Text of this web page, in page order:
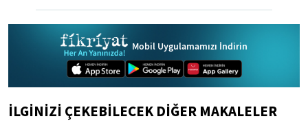
Mobil Uygulamamızı İndirin
İLGİNİZİ ÇEKEBİLECEK DİĞER MAKALELER